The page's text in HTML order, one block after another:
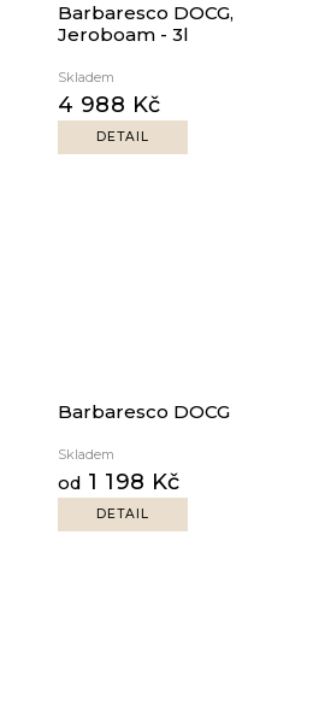
Barbaresco DOCG,
Jeroboam - 3l
Skladem
4 988 Kč
DETAIL
Barbaresco DOCG
Skladem
od 1 198 Kč
DETAIL